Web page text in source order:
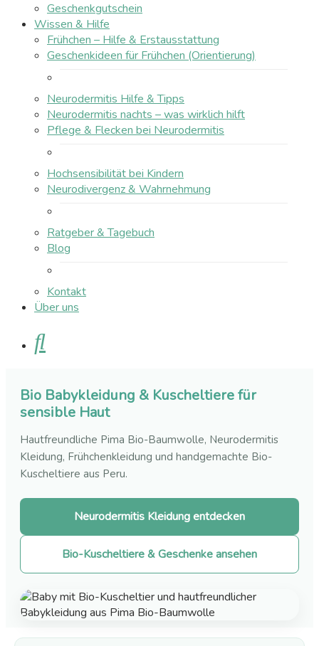
Geschenkgutschein
Wissen & Hilfe
Frühchen – Hilfe & Erstausstattung
Geschenkideen für Frühchen (Orientierung)
Neurodermitis Hilfe & Tipps
Neurodermitis nachts – was wirklich hilft
Pflege & Flecken bei Neurodermitis
Hochsensibilität bei Kindern
Neurodivergenz & Wahrnehmung
Ratgeber & Tagebuch
Blog
Kontakt
Über uns
Suche
Bio Babykleidung & Kuscheltiere für
sensible Haut
Hautfreundliche Pima Bio-Baumwolle, Neurodermitis
Kleidung, Frühchenkleidung und handgemachte Bio-
Kuscheltiere aus Peru.
Neurodermitis Kleidung entdecken
Bio-Kuscheltiere & Geschenke ansehen